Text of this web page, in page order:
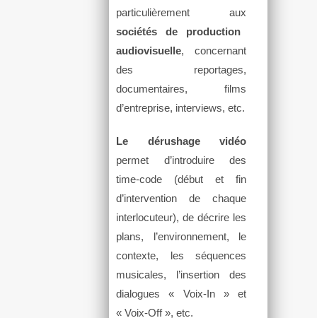
particulièrement aux
sociétés de production
audiovisuelle, concernant
des reportages,
documentaires, films
d’entreprise, interviews, etc.
Le dérushage vidéo
permet d’introduire des
time-code (début et fin
d’intervention de chaque
interlocuteur), de décrire les
plans, l’environnement, le
contexte, les séquences
musicales, l’insertion des
dialogues « Voix-In » et
« Voix-Off », etc.